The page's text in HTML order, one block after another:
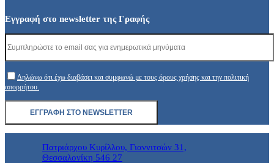
Εγγραφή στο newsletter της Γραφής
Δηλώνω ότι έχω διαβάσει και συμφωνώ με τους όρους χρήσης και την πολιτική
απορρήτου.
Πατριάρχου Κυρίλλου, Γιαννιτσών 31,
Θεσσαλονίκη 546 27